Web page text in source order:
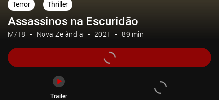
Terror Thriller
Assassinos na Escuridão
M/18 Nova Zelândia 2021 89 min
Trailer